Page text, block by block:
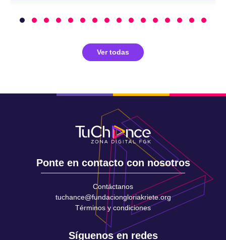
Ver todas
Ponte en contacto con nosotros
Contáctanos
tuchance@fundaciongloriakriete.org
Términos y condiciones
Síguenos en redes